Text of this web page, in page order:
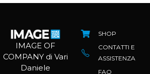
IMAGE OF
COMPANY di Vari
Daniele
SHOP
CONTATTI E
ASSISTENZA
FAQ